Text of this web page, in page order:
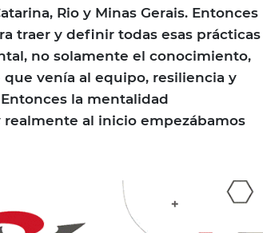
Rio y Minas Gerais. Entonces
traer y definir todas esas prácticas
no solamente el conocimiento,
venía al equipo, resiliencia y
la mentalidad
al inicio empezábamos